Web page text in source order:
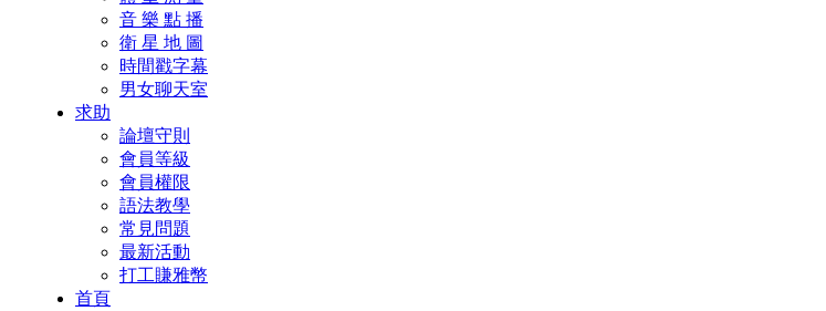
音 樂 點 播
衛 星 地 圖
時間戳字幕
男女聊天室
求助
論壇守則
會員等級
會員權限
語法教學
常見問題
最新活動
打工賺雅幣
首頁